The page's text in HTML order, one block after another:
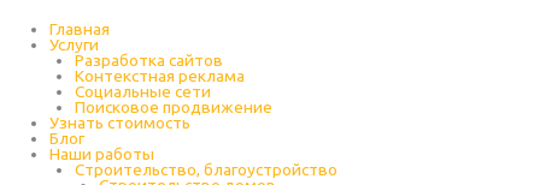
Главная
Услуги
Разработка сайтов
Контекстная реклама
Социальные сети
Поисковое продвижение
Узнать стоимость
Блог
Наши работы
Строительство, благоустройство